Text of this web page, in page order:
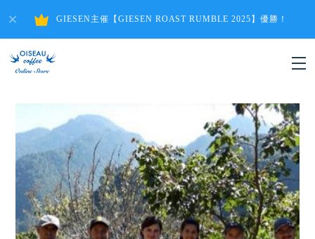
GIESEN主催【GIESEN ROAST RUMBLE 2025】優勝！